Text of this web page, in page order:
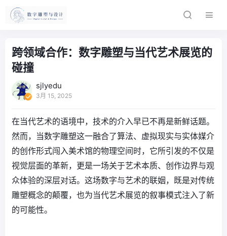
跨领域合作：数字雕塑与当代艺术展览的
碰撞
sjlyedu
3月 15, 2025
在当代艺术的语境中，技术的介入早已不再是新鲜话题。
然而，当数字雕塑这一融合了算法、虚拟现实与实体媒介
的创作形式闯入美术馆的物理空间时，它所引发的不仅是
视觉层面的革新，更是一场关于艺术本质、创作边界与观
众体验的深层对话。这场数字与艺术的联姻，既是对传统
雕塑概念的颠覆，也为当代艺术展览的叙事模式注入了新
的可能性。